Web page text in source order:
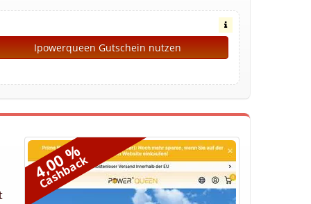
Ipowerqueen Gutschein nutzen
4,00 %
Cashback